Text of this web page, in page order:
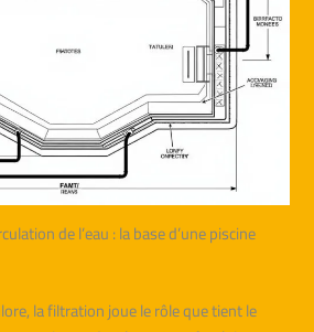
de l’eau : la base d’une piscine
la filtration joue le rôle que tient le